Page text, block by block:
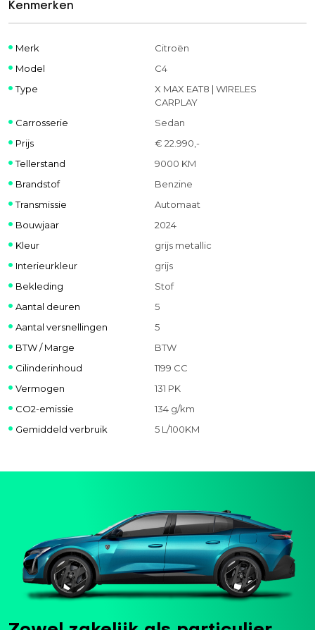
Kenmerken
Merk
Citroën
Model
C4
Type
X MAX EAT8 | WIRELES
CARPLAY
Carrosserie
Sedan
Prijs
€ 22.990,-
Tellerstand
9000 KM
Brandstof
Benzine
Transmissie
Automaat
Bouwjaar
2024
Kleur
grijs metallic
Interieurkleur
grijs
Bekleding
Stof
Aantal deuren
5
Aantal versnellingen
5
BTW / Marge
BTW
Cilinderinhoud
1199 CC
Vermogen
131 PK
CO2-emissie
134 g/km
Gemiddeld verbruik
5 L/100KM